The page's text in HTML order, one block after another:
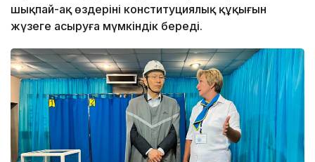
шықпай-ақ өздерінің конституциялық құқығын
жүзеге асыруға мүмкіндік береді.